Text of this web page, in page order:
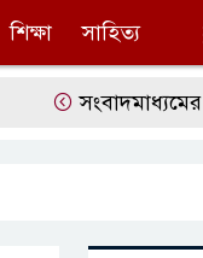
শিক্ষা সাহিত্য
সংবাদমাধ্যমের